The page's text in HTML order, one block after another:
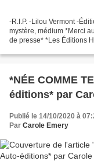
-R.I.P. -Lilou Vermont -
mystère, médium *Merci
de presse* *Les Éditions
*NÉE COMME
éditions* par
Publié le 14/10/2020 à
Par Carole Emery